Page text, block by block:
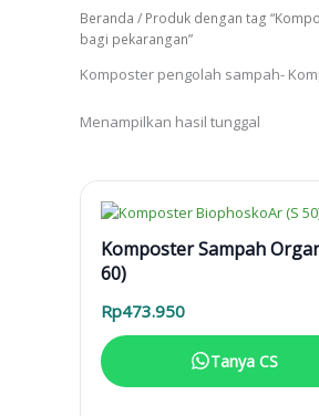
Beranda / Produk dengan tag
bagi pekarangan”
Komposter pengolah sampah-
Menampilkan hasil tunggal
Komposter Sampah
60)
Rp473.950
Tanya CS